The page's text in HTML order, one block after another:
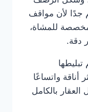
جدًا لأن مواقف
للمشاة،
دقة.
أناقة واتساعًا
بالكامل